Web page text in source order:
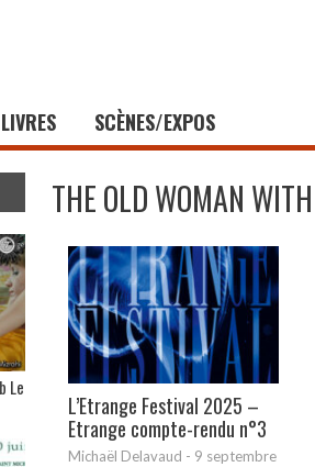
LIVRES SCÈNES/EXPOS
THE OLD WOMAN
L’Etrange Festival 2025 –
Etrange compte-rendu n°3
Michaël Delavaud - 9 septembre
Le